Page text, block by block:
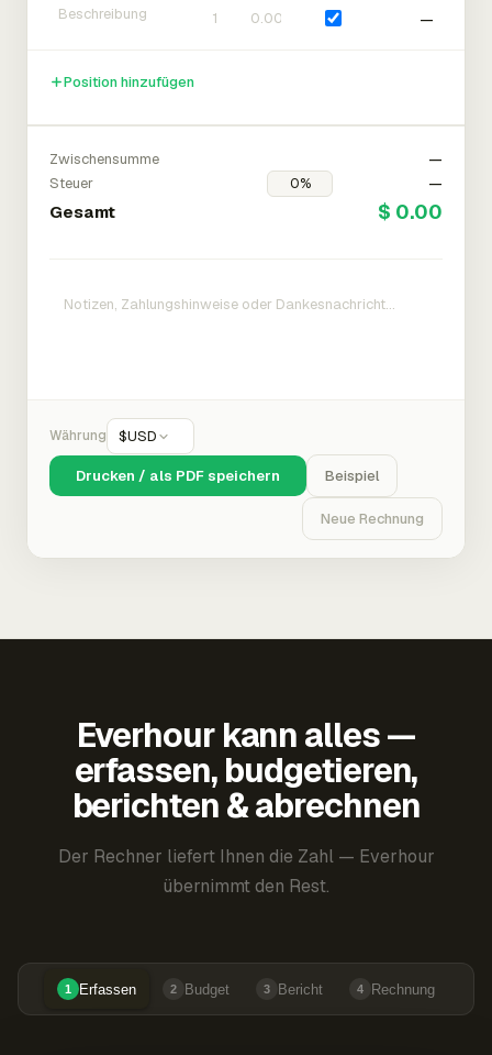
—
Position hinzufügen
Zwischensumme
—
Steuer
—
Gesamt $ 0.00
Währung $USD
Drucken / als PDF speichern Beispiel
Neue Rechnung
Everhour kann alles —
erfassen, budgetieren,
berichten & abrechnen
Der Rechner liefert Ihnen die Zahl — Everhour
übernimmt den Rest.
1 Erfassen 2 Budget 3 Bericht 4 Rechnung